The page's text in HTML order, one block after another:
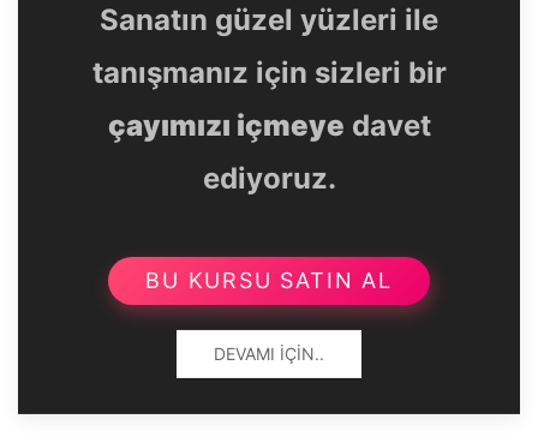
Sanatın güzel yüzleri ile
tanışmanız için sizleri bir
çayımızı içmeye davet
ediyoruz.
BU KURSU SATIN AL
DEVAMI İÇIN..